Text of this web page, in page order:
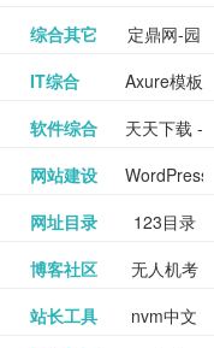
全
包括上映
影片的影
讯查询及
购票服
素材免费
图库
nas论
坛
流社区
讯飞星火-
懂我的AI
助手
综合其它 定鼎网-园
林景观建
筑室内设
九章开物
IT综合 Axure模板
网
牛品汇
软件综合 天天下载 -
绿色精品
软件应用
yx12345
下载站
网站建设 WordPress
主题模板
下载_爱主
深圳网站
建设
网址目录 123目录
网
易推分类
目录网
博客社区 无人机考
证资讯网
精易论坛
站长工具 nvm中文